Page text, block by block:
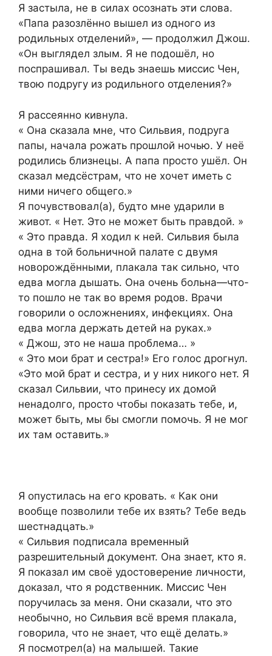
Я застыла, не в силах осознать эти слова.
«Папа разозлённо вышел из одного из
родильных отделений», — продолжил Джош.
«Он выглядел злым. Я не подошёл, но
поспрашивал. Ты ведь знаешь миссис Чен,
твою подругу из родильного отделения?»
Я рассеянно кивнула.
« Она сказала мне, что Сильвия, подруга
папы, начала рожать прошлой ночью. У неё
родились близнецы. А папа просто ушёл. Он
сказал медсёстрам, что не хочет иметь с
ними ничего общего.»
Я почувствовал(а), будто мне ударили в
живот. « Нет. Это не может быть правдой. »
« Это правда. Я ходил к ней. Сильвия была
одна в той больничной палате с двумя
новорождёнными, плакала так сильно, что
едва могла дышать. Она очень больна—что-
то пошло не так во время родов. Врачи
говорили о осложнениях, инфекциях. Она
едва могла держать детей на руках.»
« Джош, это не наша проблема… »
« Это мои брат и сестра!» Его голос дрогнул.
«Это мой брат и сестра, и у них никого нет. Я
сказал Сильвии, что принесу их домой
ненадолго, просто чтобы показать тебе, и,
может быть, мы бы смогли помочь. Я не мог
их там оставить.»
Я опустилась на его кровать. « Как они
вообще позволили тебе их взять? Тебе ведь
шестнадцать.»
« Сильвия подписала временный
разрешительный документ. Она знает, кто я.
Я показал им своё удостоверение личности,
доказал, что я родственник. Миссис Чен
поручилась за меня. Они сказали, что это
необычно, но Сильвия всё время плакала,
говорила, что не знает, что ещё делать.»
Я посмотрел(а) на малышей. Такие